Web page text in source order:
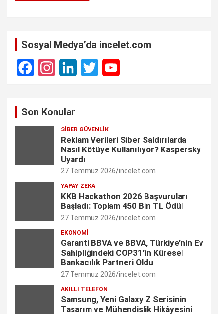
Sosyal Medya’da incelet.com
F
I
L
k
e
d
n
T
t
t
e
r
Y
T
u
b
C
a
n
n
e
Son Konular
SIBER GÜVENLIK
Reklam Verileri Siber Saldırılarda
Nasıl Kötüye Kullanılıyor? Kaspersky
Uyardı
27 Temmuz 2026 incelet.com
YAPAY ZEKA
KKB Hackathon 2026 Başvuruları
Başladı: Toplam 450 Bin TL Ödül
27 Temmuz 2026 incelet.com
EKONOMI
Garanti BBVA ve BBVA, Türkiye’nin Ev
Sahipliğindeki COP31’in Küresel
Bankacılık Partneri Oldu
27 Temmuz 2026 incelet.com
AKILLI TELEFON
Samsung, Yeni Galaxy Z Serisinin
Tasarım ve Mühendislik Hikâyesini